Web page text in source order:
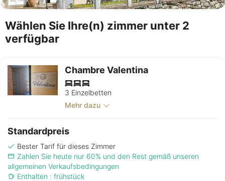
Wählen Sie Ihre(n) zimmer unter 2
verfügbar
Chambre Valentina
3 Einzelbetten
Mehr dazu
Standardpreis
Bester Tarif für dieses Zimmer
Zahlen Sie heute nur 60% und den Rest gemäß unseren
allgemeinen Verkaufsbedingungen
Enthalten : frühstück